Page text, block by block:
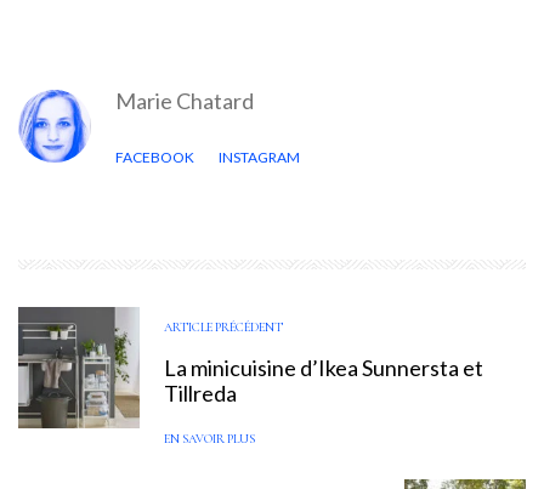
Marie Chatard
FACEBOOK INSTAGRAM
ARTICLE PRÉCÉDENT
La minicuisine d’Ikea Sunnersta et
Tillreda
EN SAVOIR PLUS